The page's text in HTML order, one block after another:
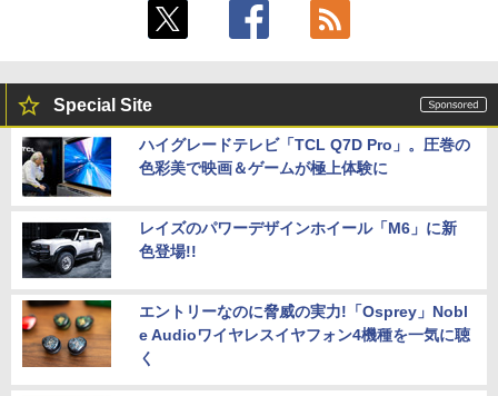
Special Site
ハイグレードテレビ「TCL Q7D Pro」。圧巻の
色彩美で映画＆ゲームが極上体験に
レイズのパワーデザインホイール「M6」に新
色登場!!
エントリーなのに脅威の実力!「Osprey」Nobl
e Audioワイヤレスイヤフォン4機種を一気に聴
く